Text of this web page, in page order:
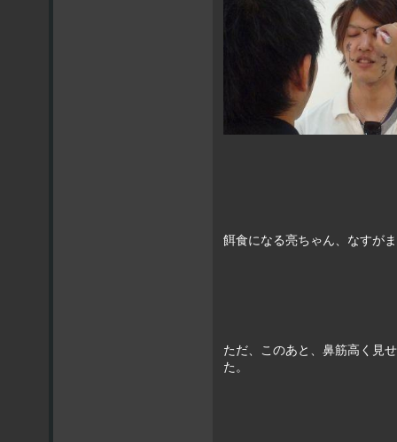
餌食になる亮ちゃん、なすが
ただ、このあと、鼻筋高く見
た。